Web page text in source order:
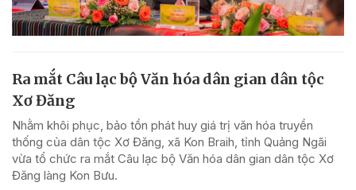
Ra mắt Câu lạc bộ Văn hóa dân gian dân tộc
Xơ Đăng
Nhằm khôi phục, bảo tồn phát huy giá trị văn hóa truyền
thống của dân tộc Xơ Đăng, xã Kon Braih, tỉnh Quảng Ngãi
vừa tổ chức ra mắt Câu lạc bộ Văn hóa dân gian dân tộc Xơ
Đăng làng Kon Bưu.